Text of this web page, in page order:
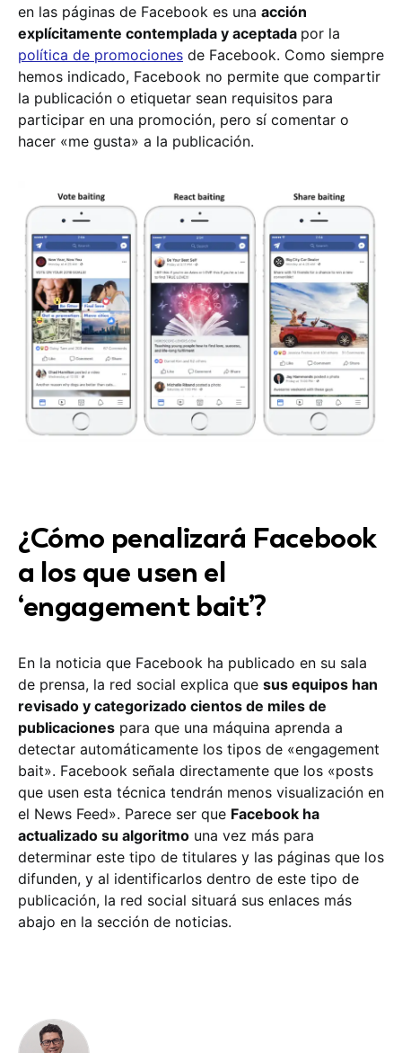
en las páginas de Facebook es una acción
explícitamente contemplada y aceptada por la
política de promociones de Facebook. Como siempre
hemos indicado, Facebook no permite que compartir
la publicación o etiquetar sean requisitos para
participar en una promoción, pero sí comentar o
hacer «me gusta» a la publicación.
¿Cómo penalizará Facebook
a los que usen el
‘engagement bait’?
En la noticia que Facebook ha publicado en su sala
de prensa, la red social explica que sus equipos han
revisado y categorizado cientos de miles de
publicaciones para que una máquina aprenda a
detectar automáticamente los tipos de «engagement
bait». Facebook señala directamente que los «posts
que usen esta técnica tendrán menos visualización en
el News Feed». Parece ser que Facebook ha
actualizado su algoritmo una vez más para
determinar este tipo de titulares y las páginas que los
difunden, y al identificarlos dentro de este tipo de
publicación, la red social situará sus enlaces más
abajo en la sección de noticias.